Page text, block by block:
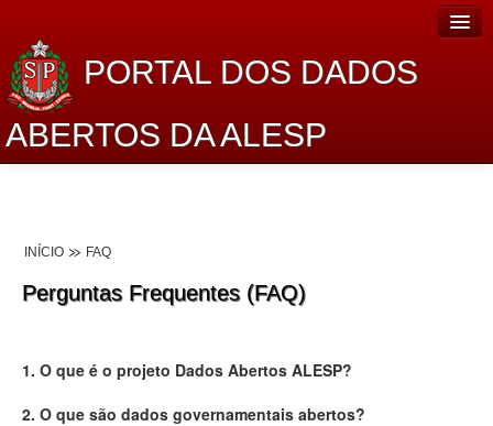
PORTAL DOS DADOS
ABERTOS DA ALESP
Lei de Acesso à Informação
INÍCIO FAQ
Perguntas Frequentes (FAQ)
1. O que é o projeto Dados Abertos ALESP?
2. O que são dados governamentais abertos?